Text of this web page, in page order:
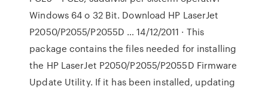
Windows 64 o 32 Bit. Download HP LaserJet
P2050/P2055/P2055D … 14/12/2011 · This
package contains the files needed for installing
the HP LaserJet P2050/P2055/P2055D Firmware
Update Utility. If it has been installed, updating